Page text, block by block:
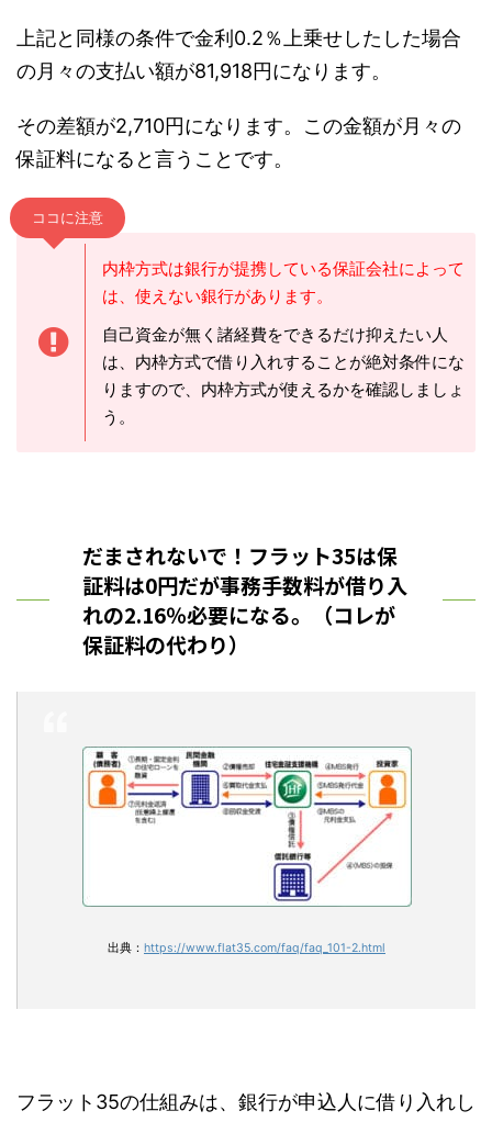
上記と同様の条件で金利0.2％上乗せしたした場合
の月々の支払い額が81,918円になります。
その差額が2,710円になります。この金額が月々の
保証料になると言うことです。
ココに注意
内枠方式は銀行が提携している保証会社によって
は、使えない銀行があります。
自己資金が無く諸経費をできるだけ抑えたい人
は、内枠方式で借り入れすることが絶対条件にな
りますので、内枠方式が使えるかを確認しましょ
う。
だまされないで！フラット35は保
証料は0円だが事務手数料が借り入
れの2.16％必要になる。（コレが
保証料の代わり）
出典： https://www.flat35.com/faq/faq_101-2.html
フラット35の仕組みは、銀行が申込人に借り入れし